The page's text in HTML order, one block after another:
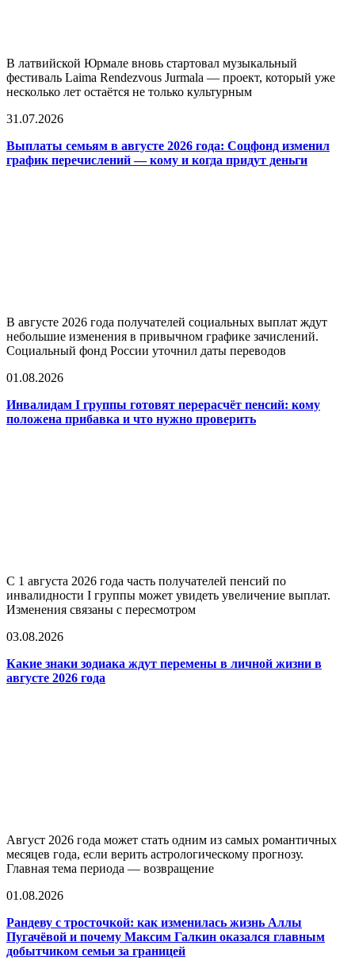
В латвийской Юрмале вновь стартовал музыкальный
фестиваль Laima Rendezvous Jurmala — проект, который уже
несколько лет остаётся не только культурным
31.07.2026
Выплаты семьям в августе 2026 года: Соцфонд изменил
график перечислений — кому и когда придут деньги
В августе 2026 года получателей социальных выплат ждут
небольшие изменения в привычном графике зачислений.
Социальный фонд России уточнил даты переводов
01.08.2026
Инвалидам I группы готовят перерасчёт пенсий: кому
положена прибавка и что нужно проверить
С 1 августа 2026 года часть получателей пенсий по
инвалидности I группы может увидеть увеличение выплат.
Изменения связаны с пересмотром
03.08.2026
Какие знаки зодиака ждут перемены в личной жизни в
августе 2026 года
Август 2026 года может стать одним из самых романтичных
месяцев года, если верить астрологическому прогнозу.
Главная тема периода — возвращение
01.08.2026
Рандеву с тросточкой: как изменилась жизнь Аллы
Пугачёвой и почему Максим Галкин оказался главным
добытчиком семьи за границей